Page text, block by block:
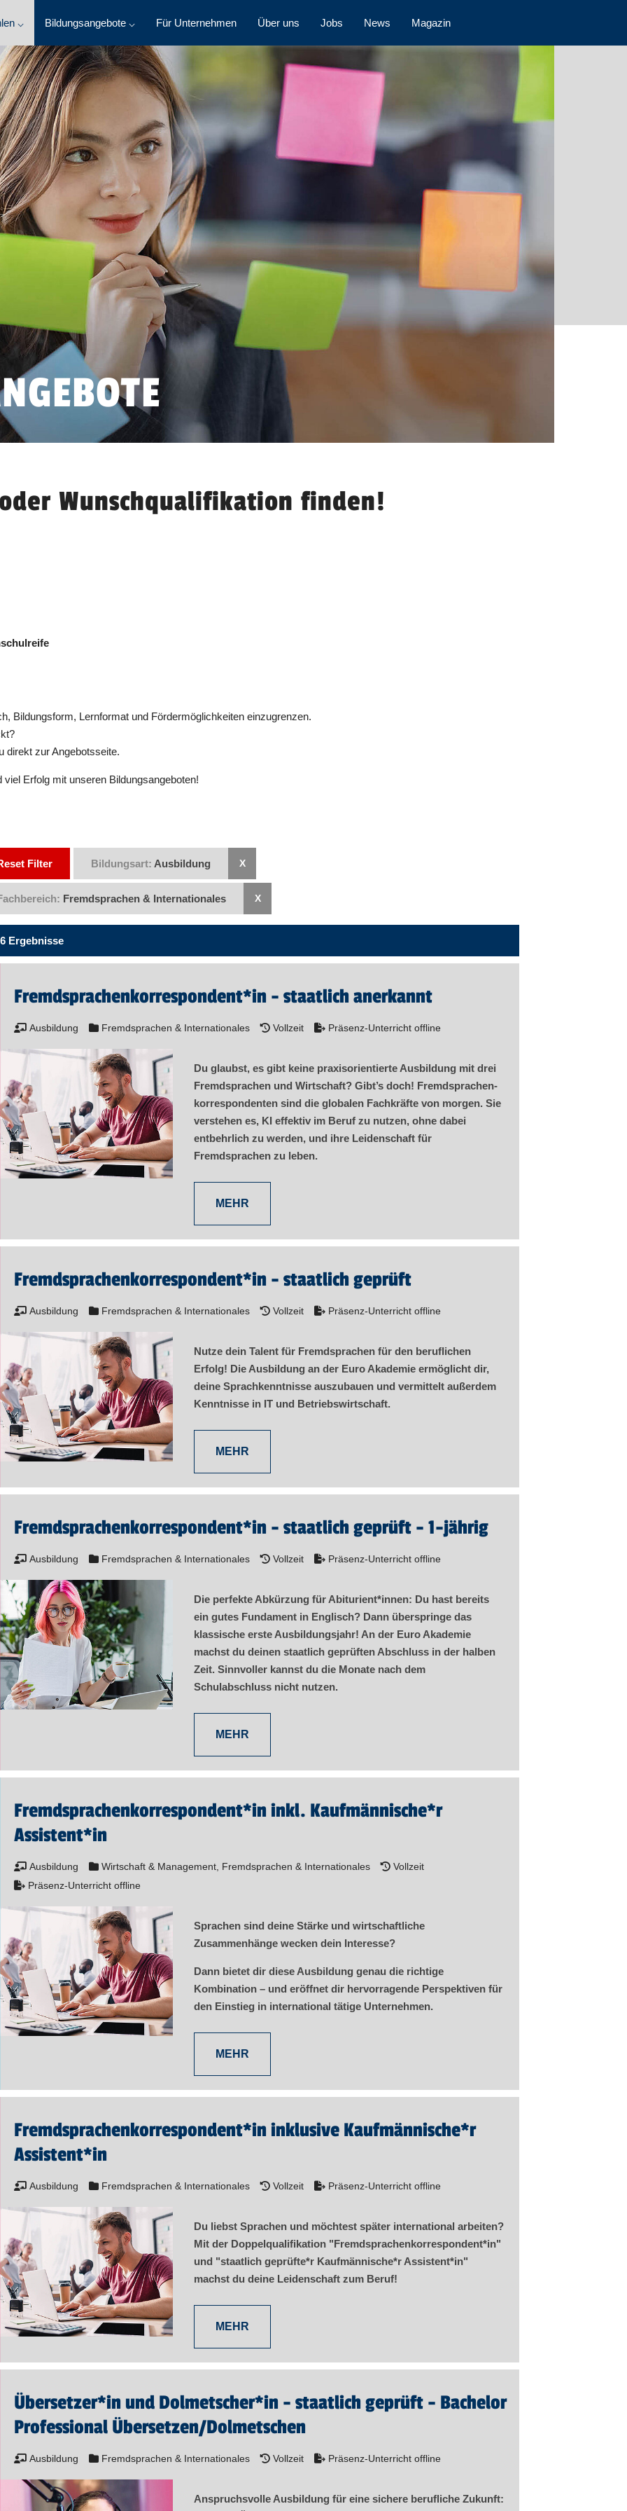
⌵ Bildungsangebote ⌵ Für Unternehmen Über uns Jobs News Magazin
Wunschqualifikation finden!
Bildungsform, Lernformat und Fördermöglichkeiten einzugrenzen.
direkt zur Angebotsseite.
Erfolg mit unseren Bildungsangeboten!
Filter Bildungsart: Ausbildung
Fremdsprachen & Internationales
6 Ergebnisse
Fremd­sprachen­korre­spon­dent​*in - staatlich anerkannt
Ausbildung Fremdsprachen & Internationales Vollzeit Präsenz-Unterricht offline
Du glaubst, es gibt keine praxisorientierte Ausbildung mit drei
Fremdsprachen und Wirtschaft? Gibt’s doch! Fremd­sprachen­
korre­spon­denten sind die globalen Fachkräfte von morgen. Sie
verstehen es, KI effektiv im Beruf zu nutzen, ohne dabei
entbehrlich zu werden, und ihre Leidenschaft für
Fremdsprachen zu leben.
MEHR
Fremd­sprachen­korre­spon­dent​*in - staatlich geprüft
Ausbildung Fremdsprachen & Internationales Vollzeit Präsenz-Unterricht offline
Nutze dein Talent für Fremdsprachen für den beruflichen
Erfolg! Die Ausbildung an der Euro Akademie ermöglicht dir,
deine Sprachkenntnisse auszubauen und vermittelt außerdem
Kenntnisse in IT und Betriebswirtschaft.
MEHR
Fremd­sprachen­korre­spon­dent​*in - staatlich geprüft - 1-jährig
Ausbildung Fremdsprachen & Internationales Vollzeit Präsenz-Unterricht offline
Die perfekte Abkürzung für Abiturient​*innen: Du hast bereits
ein gutes Fundament in Englisch? Dann überspringe das
klassische erste Ausbildungsjahr! An der Euro Akademie
machst du deinen staatlich geprüften Abschluss in der halben
Zeit. Sinnvoller kannst du die Monate nach dem
Schulabschluss nicht nutzen.
MEHR
Fremd­sprachen­korre­spon­dent​*ininkl. Kaufmännische*r
Assistent​*in
Ausbildung Wirtschaft & Management, Fremdsprachen & Internationales
Vollzeit
Präsenz-Unterricht offline
Sprachen sind deine Stärke und wirtschaftliche
Zusammenhänge wecken dein Interesse?
Dann bietet dir diese Ausbildung genau die richtige
Kombination – und eröffnet dir hervorragende Perspektiven für
den Einstieg in international tätige Unternehmen.
MEHR
Fremd­sprachen­korre­spon­dent​*ininklusive Kaufmännische*r
Assistent​*in
Ausbildung Fremdsprachen & Internationales Vollzeit Präsenz-Unterricht offline
Du liebst Sprachen und möchtest später international arbeiten?
Mit der Doppelqualifikation "Fremd­sprachen­korre­spon­dent​*in"
und "staatlich geprüfte*r Kaufmännische*r Assistent​*in"
machst du deine Leidenschaft zum Beruf!
MEHR
Übersetzer​*in und Dolmetscher​*in - staatlich geprüft - Bachelor
Professional Übersetzen/­Dolmetschen
Ausbildung Fremdsprachen & Internationales Vollzeit Präsenz-Unterricht offline
Anspruchsvolle Ausbildung für eine sichere berufliche Zukunft: